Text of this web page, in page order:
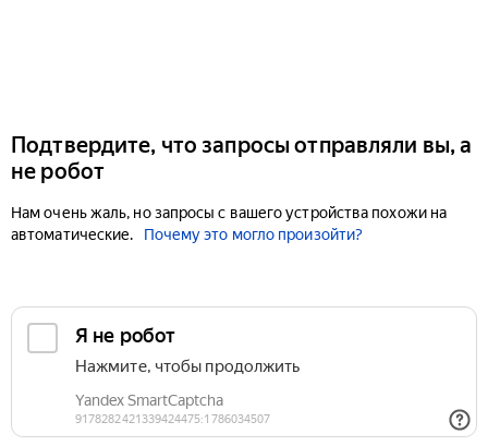
Подтвердите, что запросы отправляли вы, а
не робот
Нам очень жаль, но запросы с вашего устройства похожи на
автоматические.
Почему это могло произойти?